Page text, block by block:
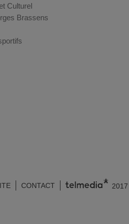
Culturel
Brassens
CONTACT 2017